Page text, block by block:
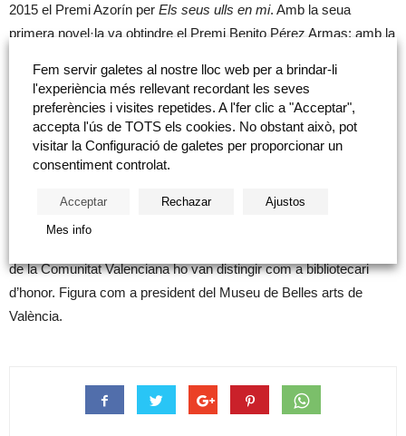
2015 el Premi Azorín per Els seus ulls en mi. Amb la seua
primera novel·la va obtindre el Premi Benito Pérez Armas; amb la
Exterior d’Espanya, director de Ràdio 3 i de Ràdio Nacional
d’Espanya; conseller d’Administració d’RTVE, presentador i
coordinador dels Telenotícies del cap de setmana de TVE i
director del programa A viure, que són dos dies, en la Cadena
SER. També va ser director general de Tele Expo en l’Exposició
Universal de Sevilla. Va rebre el Premi Europa a Salern, l’Ondas
Nacional de Televisió, l’Antena d’Or de l’Associació de Ràdio i
de la Comunitat Valenciana ho van distingir com a bibliotecari
d’honor. Figura com a president del Museu de Belles arts de
València.
Fem servir galetes al nostre lloc web per a brindar-li
l'experiència més rellevant recordant les seves
preferències i visites repetides. A l'fer clic a "Acceptar",
accepta l'ús de TOTS els cookies. No obstant això, pot
visitar la Configuració de galetes per proporcionar un
consentiment controlat.
Acceptar Rechazar Ajustos
Mes info